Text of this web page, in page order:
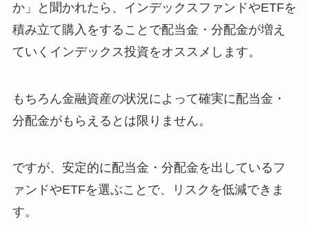
か」と聞かれたら、インデックスファンドやETFを
積み立て購入をすることで配当金・分配金が増え
ていくインデックス投資をオススメします。
もちろん金融資産の状況によって確実に配当金・
分配金がもらえるとは限りません。
ですが、安定的に配当金・分配金を出しているフ
ァンドやETFを選ぶことで、リスクを低減できま
す。